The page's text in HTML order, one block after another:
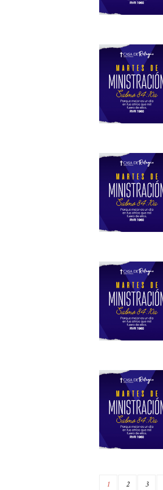
1 2 3